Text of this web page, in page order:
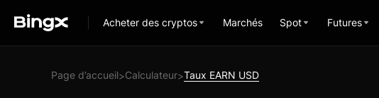
Acheter des cryptos Marchés Spot Futures
Page d’accueil>Calculateur>Taux EARN USD